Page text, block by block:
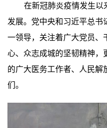
在新冠肺炎疫情发生以
发展。党中央和习近平总书
一领导，关注着广大党员、
心、众志成城的坚韧精神，
的广大医务工作者、人民
们。